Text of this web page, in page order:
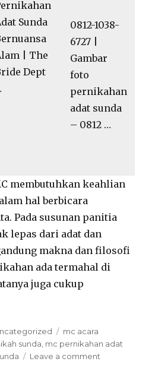
Sunda
| The
Dept
0812-1038-
6727 |
Gambar
foto
pernikahan
adat sunda
– 0812 …
membutuhkan keahlian
hal berbicara
Pada susunan panitia
lepas dari adat dan
makna dan filosofi
ada termahal di
juga cukup
Tags
mc acara
sunda mc pernikahan adat
Leave a comment